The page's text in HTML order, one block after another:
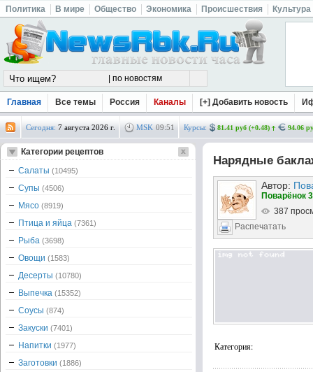
Политика В мире Общество Экономика Происшествия Культура
Главная Все темы Россия Каналы [+] Добавить новость
Сегодня: 7 августа 2026 г. MSK 09:51 Курсы: 81.41 руб (+0.48) 94.06
Нарядные
Автор:
Поварёнок
387
Распечатать
Категория:
Категории рецептов
Салаты (10495)
Супы (4506)
Мясо (8919)
Птица и яйца (7361)
Рыба (3698)
Овощи (1583)
Десерты (10780)
Выпечка (15352)
Соусы (874)
Закуски (7401)
Напитки (1977)
Заготовки (1886)